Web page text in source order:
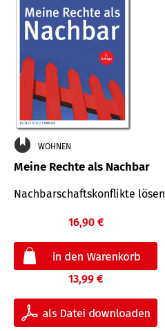
WOHNEN
Meine Rechte als Nachbar
Nach­bar­schafts­konflikte lösen
16,90 €
13,99 €